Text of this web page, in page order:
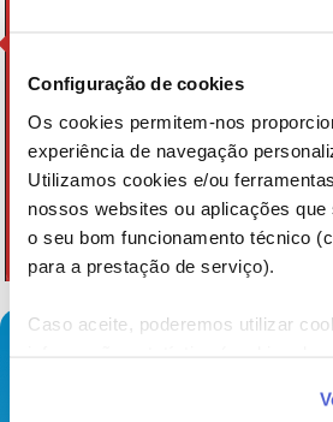
Configuração de cookies
Os cookies permitem-nos
experiência de navegação
Utilizamos cookies e/ou
nossos websites ou aplicações
o seu bom funcionamento técnico
para a prestação de serviço).
Caso aceite, poderemos utilizar
funcionalidades (cookies de